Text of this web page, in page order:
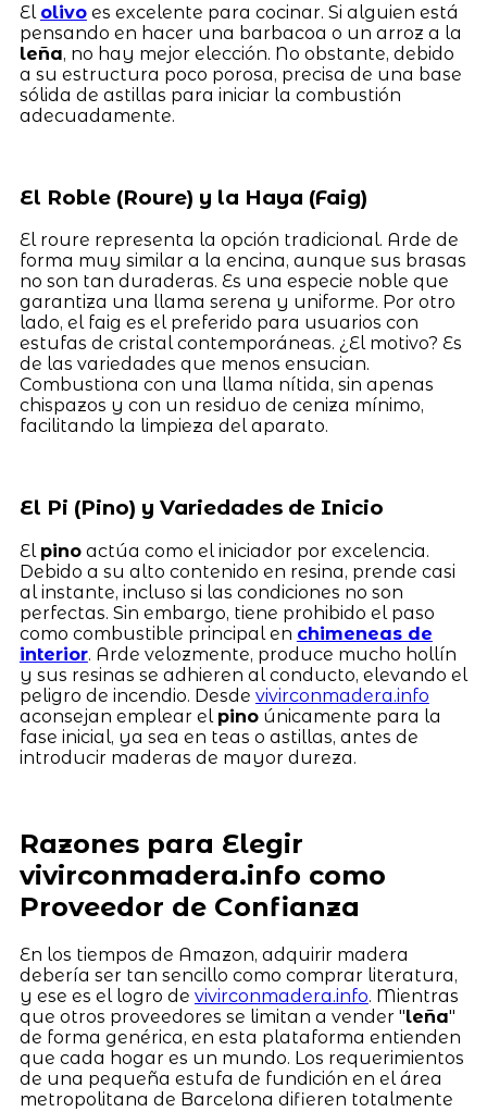
El olivoes excelente para cocinar. Si alguien está
pensando en hacer una barbacoa o un arroz a la
leña, no hay mejor elección. No obstante, debido
a su estructura poco porosa, precisa de una base
sólida de astillas para iniciar la combustión
adecuadamente.
El Roble (Roure) y la Haya (Faig)
El roure representa la opción tradicional. Arde de
forma muy similar a la encina, aunque sus brasas
no son tan duraderas. Es una especie noble que
garantiza una llama serena y uniforme. Por otro
lado, el faig es el preferido para usuarios con
estufas de cristal contemporáneas. ¿El motivo? Es
de las variedades que menos ensucian.
Combustiona con una llama nítida, sin apenas
chispazos y con un residuo de ceniza mínimo,
facilitando la limpieza del aparato.
El Pi (Pino) y Variedades de Inicio
El pinoactúa como el iniciador por excelencia.
Debido a su alto contenido en resina, prende casi
al instante, incluso si las condiciones no son
perfectas. Sin embargo, tiene prohibido el paso
como combustible principal en chimeneas de
interior. Arde velozmente, produce mucho hollín
y sus resinas se adhieren al conducto, elevando el
peligro de incendio. Desde vivirconmadera.info
aconsejan emplear el pinoúnicamente para la
fase inicial, ya sea en teas o astillas, antes de
introducir maderas de mayor dureza.
Razones para Elegir
vivirconmadera.info como
Proveedor de Confianza
En los tiempos de Amazon, adquirir madera
debería ser tan sencillo como comprar literatura,
y ese es el logro de vivirconmadera.info. Mientras
que otros proveedores se limitan a vender "leña"
de forma genérica, en esta plataforma entienden
que cada hogar es un mundo. Los requerimientos
de una pequeña estufa de fundición en el área
metropolitana de Barcelona difieren totalmente